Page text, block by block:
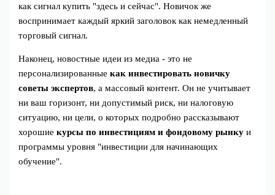
как сигнал купить "здесь и сейчас". Новичок же
воспринимает каждый яркий заголовок как немедленный
торговый сигнал.
Наконец, новостные идеи из медиа - это не
персонализированныекак инвестировать новичку
советы экспертов, а массовый контент. Он не учитывает
ни ваш горизонт, ни допустимый риск, ни налоговую
ситуацию, ни цели, о которых подробно рассказывают
хорошиекурсы по инвестициям и фондовому рынку и
программы уровня "инвестиции для начинающих
обучение".